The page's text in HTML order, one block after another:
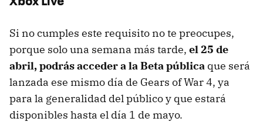
Si no cumples este requisito no te preocupes,
porque solo una semana más tarde, el 25 de
abril, podrás acceder a la Beta pública que será
lanzada ese mismo día de Gears of War 4, ya
para la generalidad del público y que estará
disponibles hasta el día 1 de mayo.